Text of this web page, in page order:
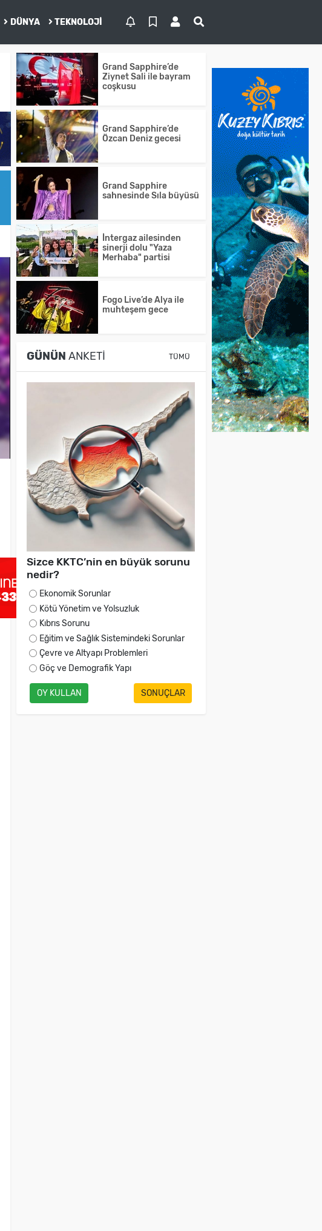
DÜNYA TEKNOLOJI
Grand Sapphire’de
Ziynet Sali ile bayram
coşkusu
Grand Sapphire’de
Özcan Deniz gecesi
Grand Sapphire
sahnesinde Sıla büyüsü
İntergaz ailesinden
sinerji dolu "Yaza
Merhaba" partisi
Fogo Live’de Alya ile
muhteşem gece
GÜNÜN ANKETI TÜMÜ
Sizce KKTC’nin en büyük sorunu
nedir?
Ekonomik Sorunlar
Kötü Yönetim ve Yolsuzluk
Kıbrıs Sorunu
Eğitim ve Sağlık Sistemindeki Sorunlar
Çevre ve Altyapı Problemleri
Göç ve Demografik Yapı
OY KULLAN SONUÇLAR